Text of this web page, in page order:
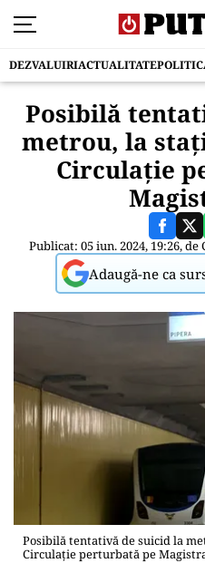
DEZVALUIRIACTUALITATE
Posibilă
metrou, la
Circulație
Publicat: 05 iun. 2024, 19:26, de
Adaugă-ne ca
Posibilă tentativă de suicid la
Circulație perturbată pe